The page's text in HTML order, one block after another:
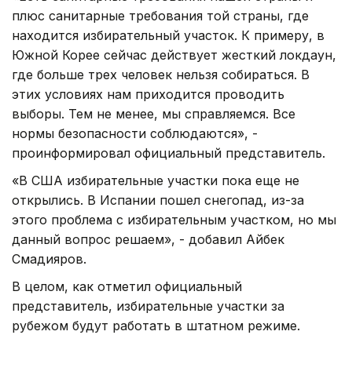
плюс санитарные требования той страны, где
находится избирательный участок. К примеру, в
Южной Корее сейчас действует жесткий локдаун,
где больше трех человек нельзя собираться. В
этих условиях нам приходится проводить
выборы. Тем не менее, мы справляемся. Все
нормы безопасности соблюдаются», -
проинформировал официальный представитель.
«В США избирательные участки пока еще не
открылись. В Испании пошел снегопад, из-за
этого проблема с избирательным участком, но мы
данный вопрос решаем», - добавил Айбек
Смадияров.
В целом, как отметил официальный
представитель, избирательные участки за
рубежом будут работать в штатном режиме.